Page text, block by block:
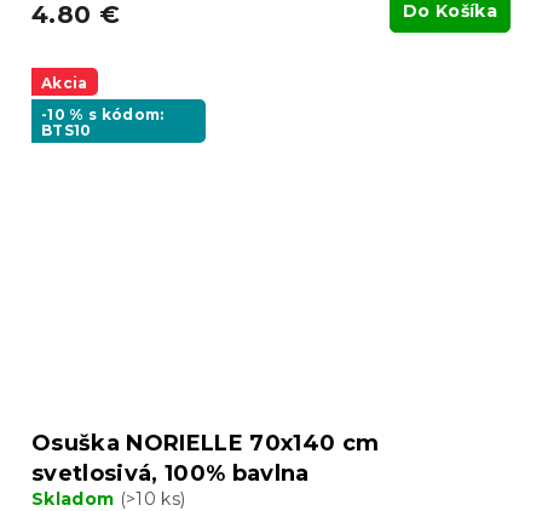
4.80 € Do Košíka
Akcia
-10 % s kódom:
BTS10
Osuška NORIELLE 70x140 cm
svetlosivá, 100% bavlna
Skladom (>10 ks)